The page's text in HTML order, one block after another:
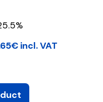
incl. VAT